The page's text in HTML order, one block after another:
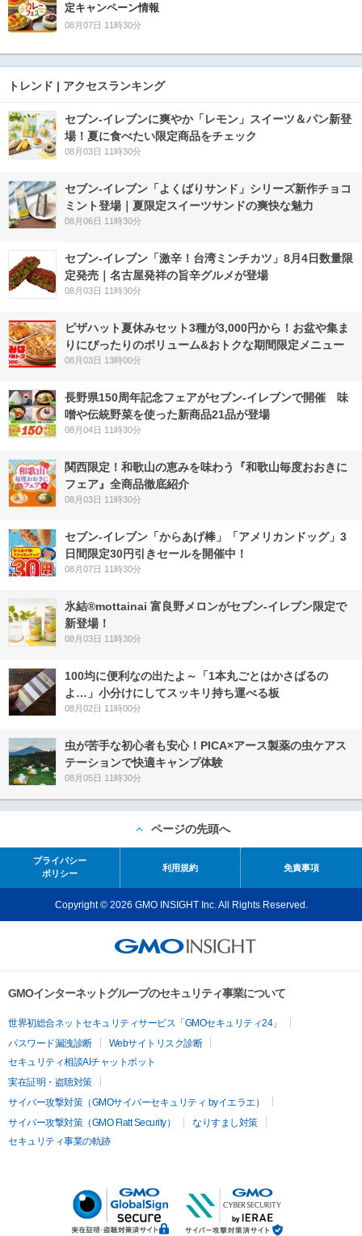
定キャンペーン情報
08月07日 11時30分
トレンド | アクセスランキング
セブン‐イレブンに爽やか「レモン」スイーツ＆パン新登
場！夏に食べたい限定商品をチェック
08月03日 11時30分
セブン‐イレブン「よくばりサンド」シリーズ新作チョコ
ミント登場｜夏限定スイーツサンドの爽快な魅力
08月06日 11時30分
セブン-イレブン「激辛！台湾ミンチカツ」8月4日数量限
定発売｜名古屋発祥の旨辛グルメが登場
08月03日 11時30分
ピザハット夏休みセット3種が3,000円から！お盆や集ま
りにぴったりのボリューム&おトクな期間限定メニュー
08月03日 13時00分
長野県150周年記念フェアがセブン-イレブンで開催 味
噌や伝統野菜を使った新商品21品が登場
08月04日 11時30分
関西限定！和歌山の恵みを味わう『和歌山毎度おおきに
フェア』全商品徹底紹介
08月03日 11時30分
セブン‐イレブン「からあげ棒」「アメリカンドッグ」3
日間限定30円引きセールを開催中！
08月07日 11時30分
氷結®mottainai 富良野メロンがセブン‐イレブン限定で
新登場！
08月03日 11時30分
100均に便利なの出たよ～「1本丸ごとはかさばるの
よ…」小分けにしてスッキリ持ち運べる板
08月02日 11時00分
虫が苦手な初心者も安心！PICA×アース製薬の虫ケアス
テーションで快適キャンプ体験
08月05日 11時30分
ページの先頭へ
プライバシー
ポリシー
利用規約 免責事項
Copyright © 2026 GMO INSIGHT Inc. All Rights Reserved.
GMOインターネットグループのセキュリティ事業について
世界初総合ネットセキュリティサービス「GMOセキュリティ24」
パスワード漏洩診断
Webサイトリスク診断
セキュリティ相談AIチャットボット
実在証明・盗聴対策
サイバー攻撃対策（GMOサイバーセキュリティ byイエラエ）
サイバー攻撃対策（GMO Flatt Security）
なりすまし対策
セキュリティ事業の軌跡